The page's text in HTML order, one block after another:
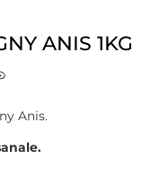
ANIS 1KG
Anis.